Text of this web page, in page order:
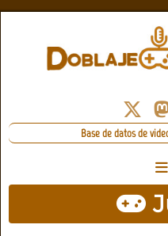
Base de datos de